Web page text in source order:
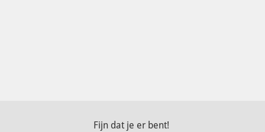
Fijn dat je er bent!